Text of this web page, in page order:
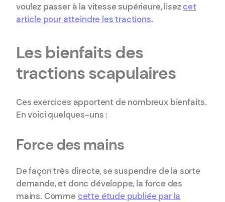
voulez passer à la vitesse supérieure, lisezcet
article pour atteindre les tractions.
Les bienfaits des
tractions scapulaires
Ces exercices apportent de nombreux bienfaits.
En voici quelques-uns :
Force des mains
De façon très directe, se suspendre de la sorte
demande, et donc développe, la force des
mains. Comme cette étude publiée par la